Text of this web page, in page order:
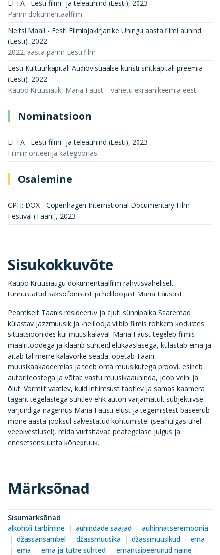
EFTA - Eesti filmi- ja teleauhind (Eesti), 2023
Parim dokumentaalfilm
Neitsi Maali - Eesti Filmiajakirjanike Ühingu aasta filmi auhind
(Eesti), 2022
2022. aasta parim Eesti film
Eesti Kultuurkapitali Audiovisuaalse kunsti sihtkapitali preemia
(Eesti), 2022
Kaupo Kruusiauk, Maria Faust – vahetu ekraanikeemia eest
Nominatsioon
EFTA - Eesti filmi- ja teleauhind (Eesti), 2023
Filmimonteerija kategoorias
Osalemine
CPH: DOX - Copenhagen International Documentary Film
Festival (Taani), 2023
Sisukokkuvõte
Kaupo Kruusiaugu dokumentaalfilm rahvusvaheliselt
tunnustatud saksofonistist ja heliloojast Maria Faustist.
Peamiselt Taanis resideeruv ja ajuti sünnipaika Saaremad
külastav jazzmuusik ja -helilooja viibib filmis rohkem kodustes
situatsioonides kui muusikalaval. Maria Faust tegeleb filmis
maalritöödega ja klaarib suhteid elukaaslasega, külastab ema ja
aitab tal merre kalavõrke seada, õpetab Taani
muusikaakadeemias ja teeb oma muusikutega proovi, esineb
autoriteostega ja võtab vastu muusikaauhinda, joob veini ja
õlut. Vormilt vaatlev, kuid intiimsust taotlev ja samas kaamera
tagant tegelastega suhtlev ehk autori varjamatult subjektiivse
varjundiga nägemus Maria Fausti elust ja tegemistest baseerub
mõne aasta jooksul salvestatud kohtumistel (sealhulgas ühel
veebivestlusel), mida vürtsitavad peategelase julgus ja
enesetsensuurita kõnepruuk.
Märksõnad
Sisumärksõnad
alkoholi tarbimine
auhindade saajad
auhinnatseremoonia
džässansambel
džässmuusika džässmuusikud
ema
ema
ema ja tütre suhted
emantsipeerunud naine